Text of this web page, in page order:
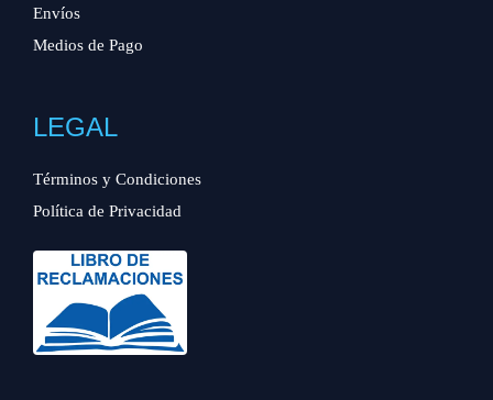
Envíos
Medios de Pago
LEGAL
Términos y Condiciones
Política de Privacidad